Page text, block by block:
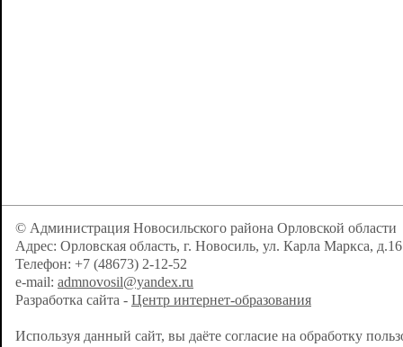
© Администрация Новосильского района Орловской области
Адрес: Орловская область, г. Новосиль, ул. Карла Маркса, д.16
Телефон: +7 (48673) 2-12-52
e-mail: admnovosil@yandex.ru
Разработка сайта - Центр интернет-образования
Используя данный сайт, вы даёте согласие на обработку